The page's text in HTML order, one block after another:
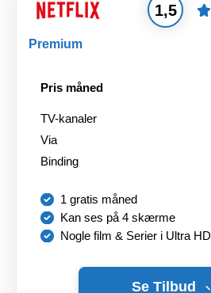
Premium
1,5
Pris måned
TV-kanaler
Via
Binding
1 gratis måned
Kan ses på 4 skærme
Nogle film & Serier i Ultra HD
Se Tilbud